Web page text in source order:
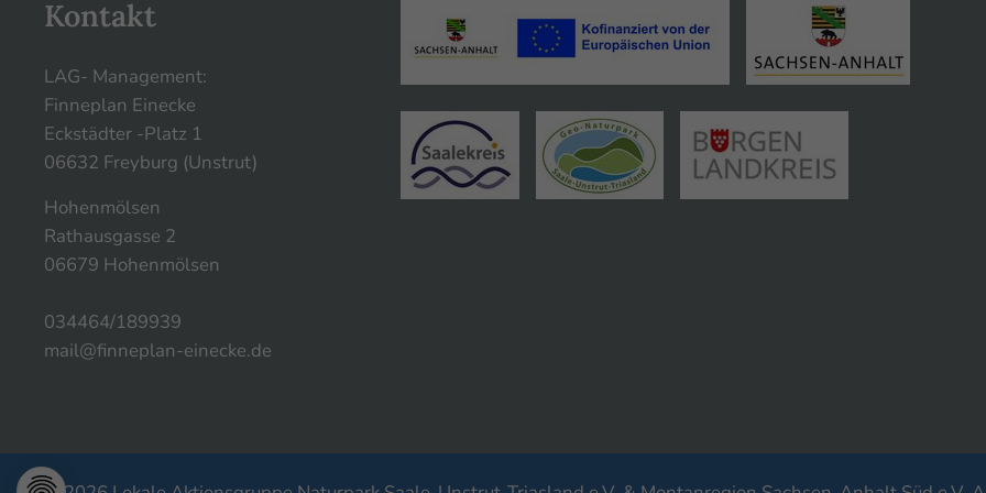
Kontakt
LAG- Management:
Finneplan Einecke
Eckstädter -Platz 1
06632 Freyburg (Unstrut)
Hohenmölsen
Rathausgasse 2
06679 Hohenmölsen
034464/189939
mail@finneplan-einecke.de